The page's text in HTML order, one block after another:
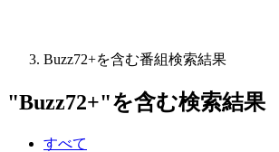
Buzz72+を含む番組検索結果
"Buzz72+"を含む検索結果
すべて